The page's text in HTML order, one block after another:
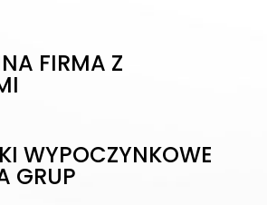
FIRMA Z
WYPOCZYNKOWE
GRUP